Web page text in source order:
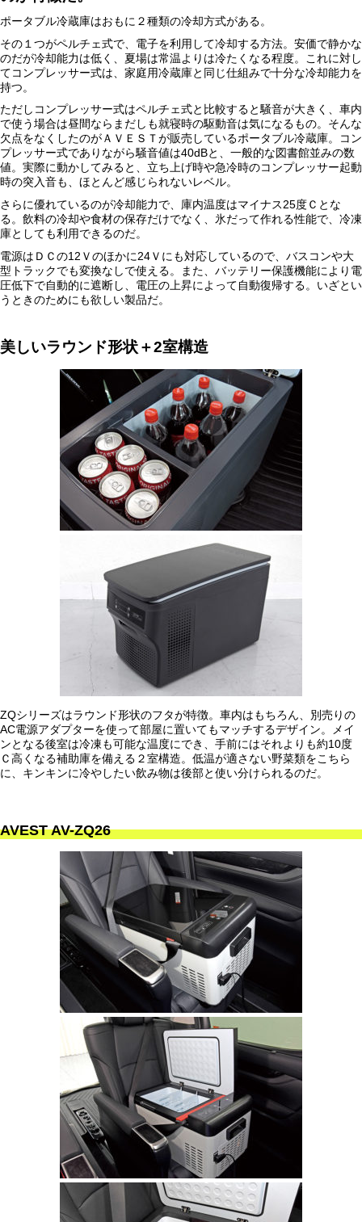
ポータブル冷蔵庫はおもに２種類の冷却方式がある。
その１つがペルチェ式で、電子を利用して冷却する方法。安価で静かな
のだが冷却能力は低く、夏場は常温よりは冷たくなる程度。これに対し
てコンプレッサー式は、家庭用冷蔵庫と同じ仕組みで十分な冷却能力を
持つ。
ただしコンプレッサー式はペルチェ式と比較すると騒音が大きく、車内
で使う場合は昼間ならまだしも就寝時の駆動音は気になるもの。そんな
欠点をなくしたのがＡＶＥＳＴが販売しているポータブル冷蔵庫。コン
プレッサー式でありながら騒音値は40dBと、一般的な図書館並みの数
値。実際に動かしてみると、立ち上げ時や急冷時のコンプレッサー起動
時の突入音も、ほとんど感じられないレベル。
さらに優れているのが冷却能力で、庫内温度はマイナス25度Ｃとな
る。飲料の冷却や食材の保存だけでなく、氷だって作れる性能で、冷凍
庫としても利用できるのだ。
電源はＤＣの12Ｖのほかに24Ｖにも対応しているので、バスコンや大
型トラックでも変換なしで使える。また、バッテリー保護機能により電
圧低下で自動的に遮断し、電圧の上昇によって自動復帰する。いざとい
うときのためにも欲しい製品だ。
美しいラウンド形状＋2室構造
ZQシリーズはラウンド形状のフタが特徴。車内はもちろん、別売りの
AC電源アダプターを使って部屋に置いてもマッチするデザイン。メイ
ンとなる後室は冷凍も可能な温度にでき、手前にはそれよりも約10度
Ｃ高くなる補助庫を備える２室構造。低温が適さない野菜類をこちら
に、キンキンに冷やしたい飲み物は後部と使い分けられるのだ。
AVEST AV-ZQ26